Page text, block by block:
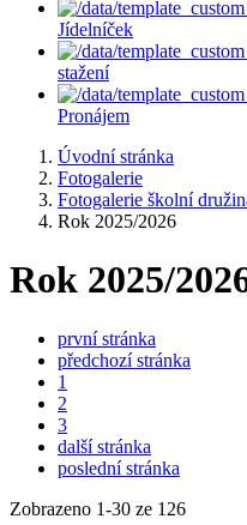
Jídelníček
stažení
Pronájem
Úvodní stránka
Fotogalerie
Fotogalerie školní
Rok 2025/2026
Rok 2025/
první stránka
předchozí stránka
1
2
3
další stránka
poslední stránka
Zobrazeno 1-30 ze 126